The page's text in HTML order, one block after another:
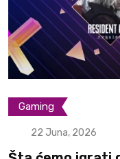
PS5 Vesti
18 Juna, 2026